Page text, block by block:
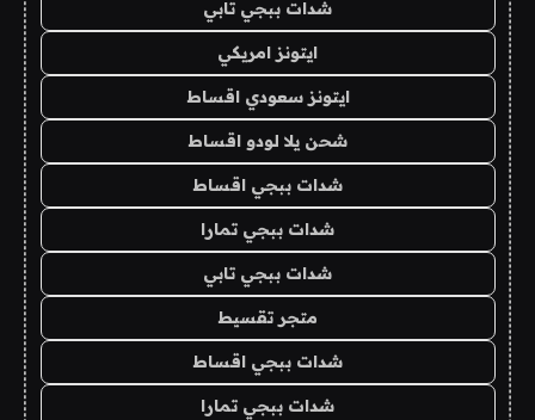
شدات ببجي تابي
ايتونز امريكي
ايتونز سعودي اقساط
شحن يلا لودو اقساط
شدات ببجي اقساط
شدات ببجي تمارا
شدات ببجي تابي
متجر تقسيط
شدات ببجي اقساط
شدات ببجي تمارا